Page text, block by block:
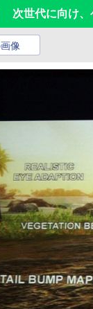
次世代に向け
像